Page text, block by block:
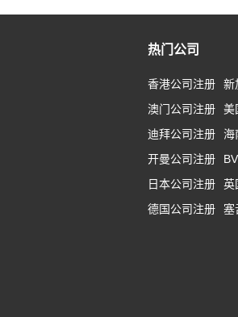
热门公司
香港公司注册
新
澳门公司注册
美
迪拜公司注册
海
开曼公司注册
日本公司注册
英
德国公司注册
塞